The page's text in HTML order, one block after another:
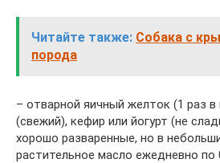
Читайте также: Собака с
порода
– отварной яичный желток (1 раз
(свежий), кефир или йогурт (не
хорошо разваренные, но в
растительное масло ежедневно по